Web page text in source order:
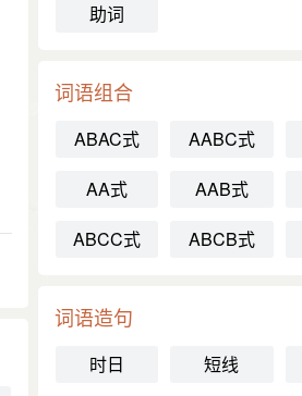
助词
词语组合
ABAC式 AABC式
AA式
AAB式
ABCC式
ABCB式
词语造句
时日 短线